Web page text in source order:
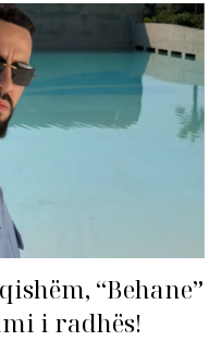
“Behane”
i radhës!